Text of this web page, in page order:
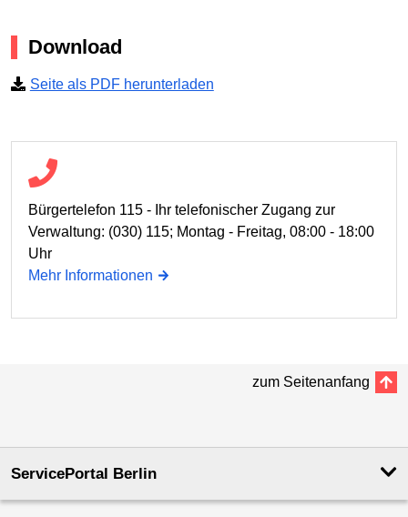
Download
Seite als PDF herunterladen
Bürgertelefon 115 - Ihr telefonischer Zugang zur
Verwaltung: (030) 115; Montag - Freitag, 08:00 - 18:00
Uhr
Mehr Informationen
zum Seitenanfang
ServicePortal Berlin